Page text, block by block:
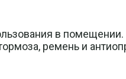
в помещении.
ремень и